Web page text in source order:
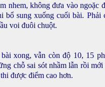
nhem, không đưa vào ngoặc
bổ sung xuống cuối bài. Phải
voi đuôi chuột.
xong, vẫn còn độ 10, 15
chỗ sai sót nhầm lẫn rồi
được điểm cao hơn.